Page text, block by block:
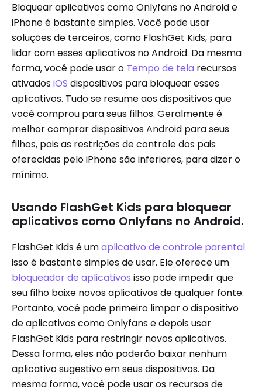
Bloquear aplicativos como Onlyfans no Android e
iPhone é bastante simples. Você pode usar
soluções de terceiros, como FlashGet Kids, para
lidar com esses aplicativos no Android. Da mesma
forma, você pode usar o Tempo de tela recursos
ativadosiOS dispositivos para bloquear esses
aplicativos. Tudo se resume aos dispositivos que
você comprou para seus filhos. Geralmente é
melhor comprar dispositivos Android para seus
filhos, pois as restrições de controle dos pais
oferecidas pelo iPhone são inferiores, para dizer o
mínimo.
Usando FlashGet Kids para bloquear
aplicativos como Onlyfans no Android.
FlashGet Kids é umaplicativo de controle parental
isso é bastante simples de usar. Ele oferece um
bloqueador de aplicativos isso pode impedir que
seu filho baixe novos aplicativos de qualquer fonte.
Portanto, você pode primeiro limpar o dispositivo
de aplicativos como Onlyfans e depois usar
FlashGet Kids para restringir novos aplicativos.
Dessa forma, eles não poderão baixar nenhum
aplicativo sugestivo em seus dispositivos. Da
mesma forma, você pode usar os recursos de